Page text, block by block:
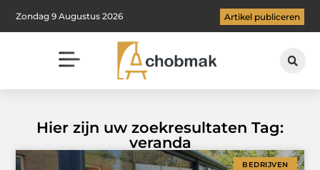
Zondag 9 Augustus 2026 Artikel publiceren
Hier zijn uw zoekresultaten Tag:
veranda
BEDRIJVEN